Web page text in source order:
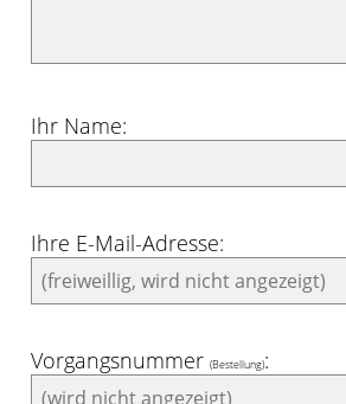
Ihr Name:
Ihre E-Mail-Adresse:
Vorgangsnummer(Bestellung):